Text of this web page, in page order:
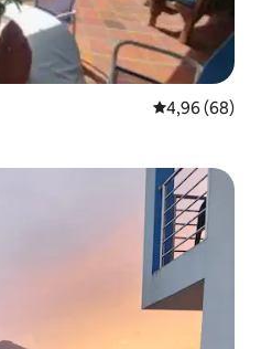
Gemiddelde
4,96 (68)